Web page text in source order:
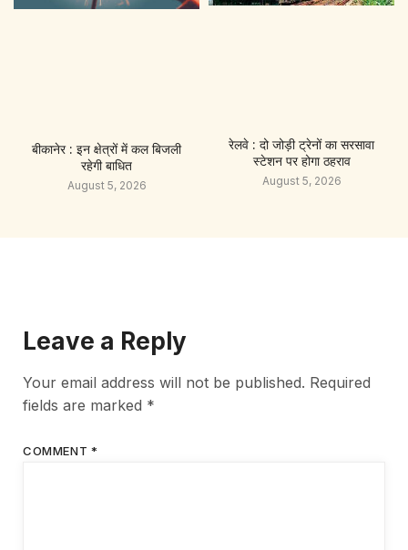
बीकानेर : इन क्षेत्रों में कल बिजली
रहेगी बाधित
August 5, 2026
रेलवे : दो जोड़ी ट्रेनों का सरसावा
स्टेशन पर होगा ठहराव
August 5, 2026
Leave a Reply
Your email address will not be published. Required
fields are marked *
COMMENT *